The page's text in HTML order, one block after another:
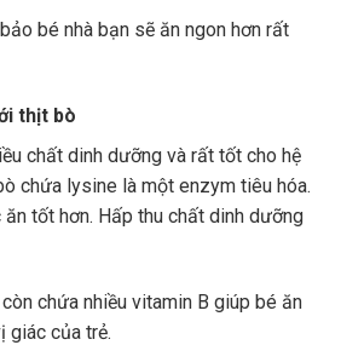
bé nhà bạn sẽ ăn ngon hơn rất
thịt bò
chất dinh dưỡng và rất tốt cho hệ
chứa lysine là một enzym tiêu hóa.
tốt hơn. Hấp thu chất dinh dưỡng
chứa nhiều vitamin B giúp bé ăn
giác của trẻ.